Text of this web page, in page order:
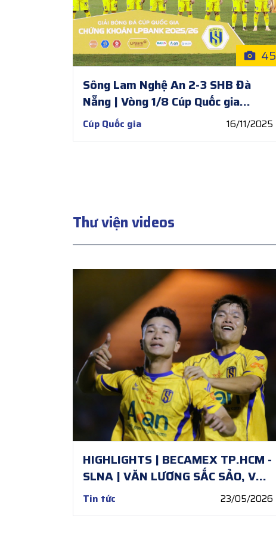
45
Sông Lam Nghệ An 2-3 SHB Đà
Nẵng | Vòng 1/8 Cúp Quốc gia
2025/26
Cúp Quốc gia 16/11/2025
Thư viện videos
HIGHLIGHTS | BECAMEX TP.HCM -
SLNA | VĂN LƯƠNG SẮC SẢO, VĂN
BÌNH VỮNG VÀNG
Tin tức 23/05/2026